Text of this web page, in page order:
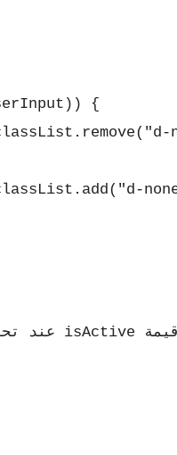
{